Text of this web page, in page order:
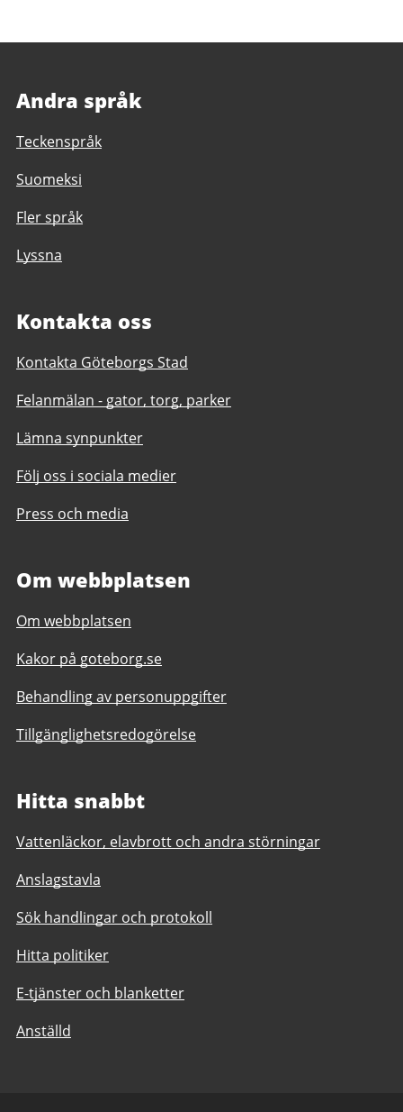
Andra språk
Teckenspråk
Suomeksi
Fler språk
Lyssna
Kontakta oss
Kontakta Göteborgs Stad
Felanmälan - gator, torg, parker
Lämna synpunkter
Följ oss i sociala medier
Press och media
Om webbplatsen
Om webbplatsen
Kakor på goteborg.se
Behandling av personuppgifter
Tillgänglighetsredogörelse
Hitta snabbt
Vattenläckor, elavbrott och andra störningar
Anslagstavla
Sök handlingar och protokoll
Hitta politiker
E-tjänster och blanketter
Anställd